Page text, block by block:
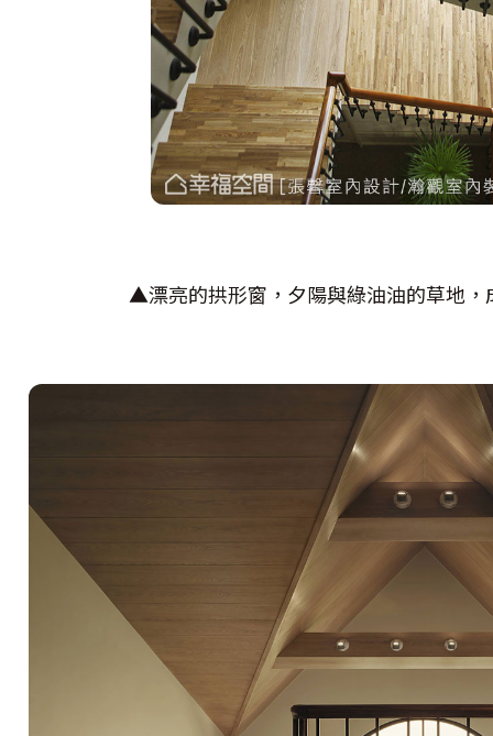
▲漂亮的拱形窗，夕陽與綠油油的草地，